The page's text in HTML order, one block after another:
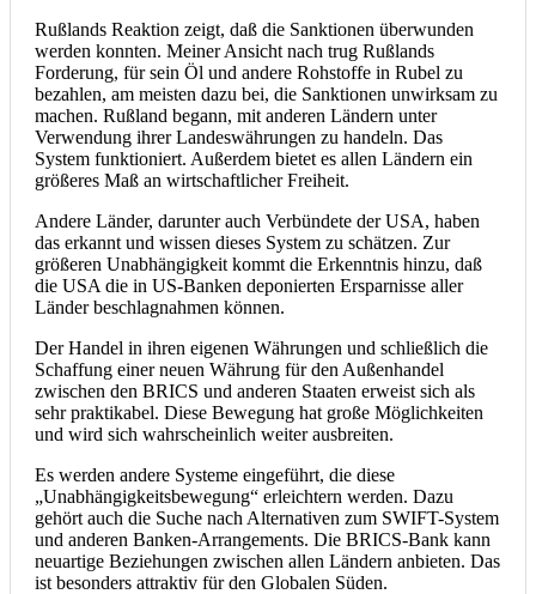
Rußlands Reaktion zeigt, daß die Sanktionen überwunden
werden konnten. Meiner Ansicht nach trug Rußlands
Forderung, für sein Öl und andere Rohstoffe in Rubel zu
bezahlen, am meisten dazu bei, die Sanktionen unwirksam zu
machen. Rußland begann, mit anderen Ländern unter
Verwendung ihrer Landeswährungen zu handeln. Das
System funktioniert. Außerdem bietet es allen Ländern ein
größeres Maß an wirtschaftlicher Freiheit.
Andere Länder, darunter auch Verbündete der USA, haben
das erkannt und wissen dieses System zu schätzen. Zur
größeren Unabhängigkeit kommt die Erkenntnis hinzu, daß
die USA die in US-Banken deponierten Ersparnisse aller
Länder beschlagnahmen können.
Der Handel in ihren eigenen Währungen und schließlich die
Schaffung einer neuen Währung für den Außenhandel
zwischen den BRICS und anderen Staaten erweist sich als
sehr praktikabel. Diese Bewegung hat große Möglichkeiten
und wird sich wahrscheinlich weiter ausbreiten.
Es werden andere Systeme eingeführt, die diese
„Unabhängigkeitsbewegung“ erleichtern werden. Dazu
gehört auch die Suche nach Alternativen zum SWIFT-System
und anderen Banken-Arrangements. Die BRICS-Bank kann
neuartige Beziehungen zwischen allen Ländern anbieten. Das
ist besonders attraktiv für den Globalen Süden.